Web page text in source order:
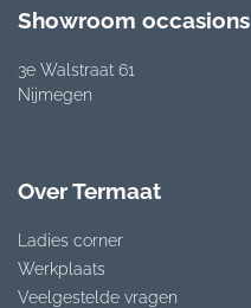
Showroom occasions
3e Walstraat 61
Nijmegen
Over Termaat
Ladies corner
Werkplaats
Veelgestelde vragen